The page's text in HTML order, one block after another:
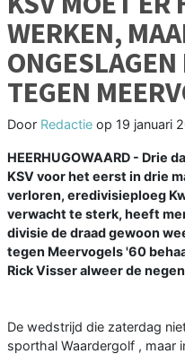
WERKEN,
TEGEN
Door Redactie op 19 januari
HEERHUGOWAARD - Drie
KSV voor het eerst in drie
verloren, eredivisieploeg
verwacht te sterk, heeft
divisie de draad gewoon
tegen Meervogels '60
Rick Visser alweer de
De wedstrijd die zaterdag
sporthal Waardergolf , maar